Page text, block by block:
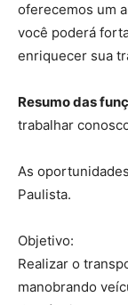
oferecemos um
você poderá
enriquecer sua
Resumo das
trabalhar
As
Paulista.
Objetivo:
Realizar o
manobrando